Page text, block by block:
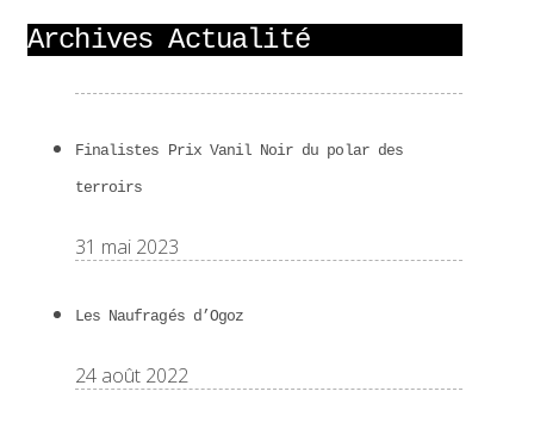
Archives Actualité
Finalistes Prix Vanil Noir du polar des
terroirs
31 mai 2023
Les Naufragés d’Ogoz
24 août 2022